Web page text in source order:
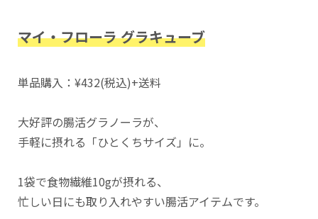
マイ・フローラ グラキューブ
単品購入：¥432(税込)+送料
大好評の腸活グラノーラが、
手軽に摂れる「ひとくちサイズ」に。
1袋で食物繊維10gが摂れる、
忙しい日にも取り入れやすい腸活アイテムです。